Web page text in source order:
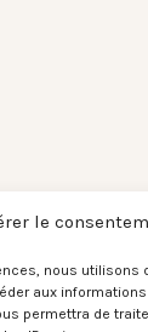
le
nous utilisons
aux informations
permettra de